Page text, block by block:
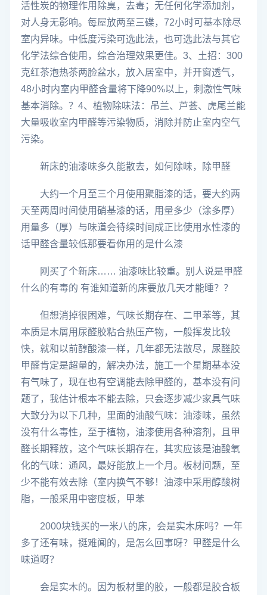
活性炭的物理作用除臭，去毒；无任何化学添加剂，
对人身无影响。每屋放两至三碟，72小时可基本除尽
室内异味。中低度污染可选此法，也可选此法与其它
化学法综合使用，综合治理效果更佳。3、土招：300
克红茶泡热茶两脸盆水，放入居室中，并开窗透气，
48小时内室内甲醛含量将下降90%以上，刺激性气味
基本消除。？4、植物除味法：吊兰、芦荟、虎尾兰能
大量吸收室内甲醛等污染物质，消除并防止室内空气
污染。
新床的油漆味多久能散去，如何除味，除甲醛
大约一个月至三个月使用聚脂漆的话，要大约两
天至两周时间使用硝基漆的话，用量多少（涂多厚）
用量多（厚）与味道会待续时间成正比使用水性漆的
话甲醛含量较低那要看你用的是什么漆
刚买了个新床…… 油漆味比较重。别人说是甲醛
什么的有毒的 有谁知道新的床要放几天才能睡？？
但想消掉很困难，气味长期存在、二甲苯等，其
本质是木屑用尿醛胶粘合热压产物，一般挥发比较
快，就和以前醇酸漆一样，几年都无法散尽，尿醛胶
甲醛肯定是超量的，解决办法，施工一个星期基本没
有气味了，现在也有空调能去除甲醛的，基本没有问
题了，我估计根本不能去除，只会逐步减少家具气味
大致分为以下几种，里面的油酸气味：油漆味，虽然
没有什么毒性，至于植物，油漆使用各种溶剂，且甲
醛长期释放，这个气味长期存在，其实应该是油酸氧
化的气味：通风，最好能放上一个月。板材问题，至
少不能有效去除（室内换气不够！油漆中采用醇酸树
脂，一般采用中密度板，甲苯
2000块钱买的一米八的床，会是实木床吗？一年
多了还有味，挺难闻的，是怎么回事呀？甲醛是什么
味道呀？
会是实木的。因为板材里的胶，一般都是胶合板